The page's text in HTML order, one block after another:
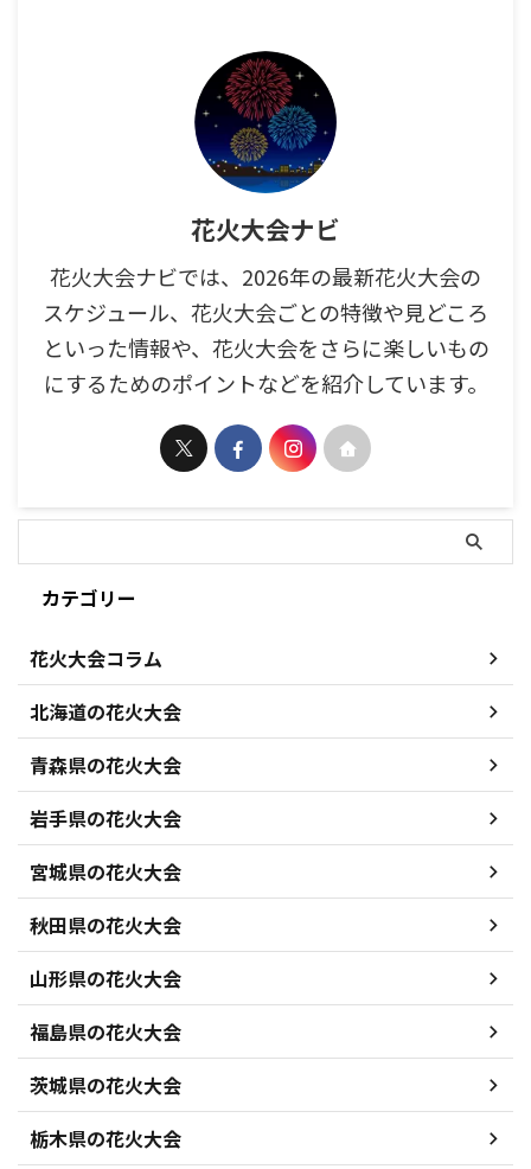
花火大会ナビ
花火大会ナビでは、2026年の最新花火大会の
スケジュール、花火大会ごとの特徴や見どころ
といった情報や、花火大会をさらに楽しいもの
にするためのポイントなどを紹介しています。
カテゴリー
花火大会コラム
北海道の花火大会
青森県の花火大会
岩手県の花火大会
宮城県の花火大会
秋田県の花火大会
山形県の花火大会
福島県の花火大会
茨城県の花火大会
栃木県の花火大会